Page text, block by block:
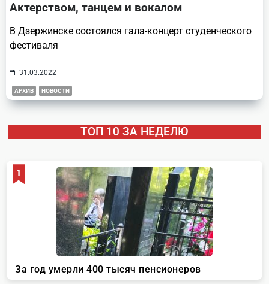
Актерством, танцем и вокалом
В Дзержинске состоялся гала-концерт студенческого
фестиваля
31.03.2022
АРХИВ НОВОСТИ
ТОП 10 ЗА НЕДЕЛЮ